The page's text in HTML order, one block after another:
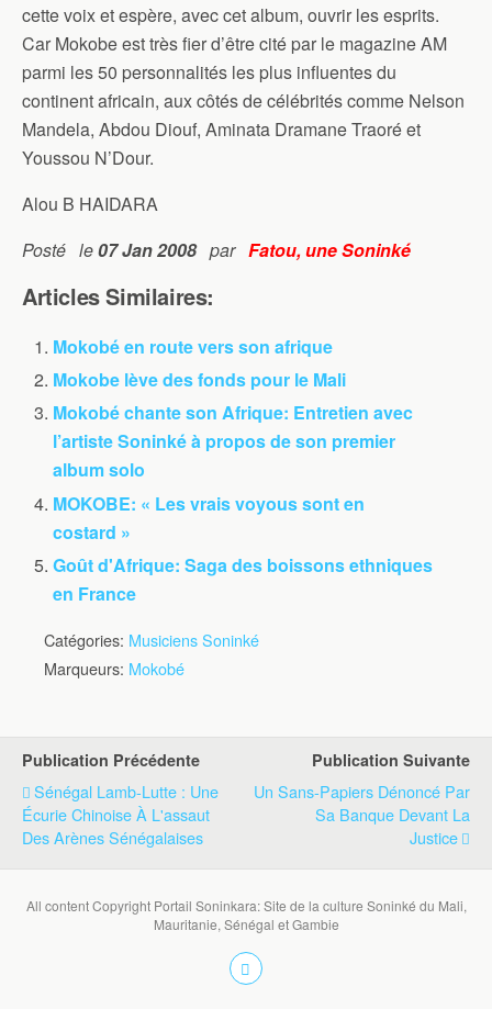
cette voix et espère, avec cet album, ouvrir les esprits.
Car Mokobe est très fier d’être cité par le magazine AM
parmi les 50 personnalités les plus influentes du
continent africain, aux côtés de célébrités comme Nelson
Mandela, Abdou Diouf, Aminata Dramane Traoré et
Youssou N’Dour.
Alou B HAIDARA
Posté le07 Jan 2008par Fatou, une Soninké
Articles Similaires:
Mokobé en route vers son afrique
Mokobe lève des fonds pour le Mali
Mokobé chante son Afrique: Entretien avec
l’artiste Soninké à propos de son premier
album solo
MOKOBE: « Les vrais voyous sont en
costard »
Goût d'Afrique: Saga des boissons ethniques
en France
Catégories: Musiciens Soninké
Marqueurs: Mokobé
Publication Précédente
Sénégal Lamb-Lutte : Une
Écurie Chinoise À L'assaut
Des Arènes Sénégalaises
Publication Suivante
Un Sans-Papiers Dénoncé Par
Sa Banque Devant La
Justice
All content Copyright Portail Soninkara: Site de la culture Soninké du Mali,
Mauritanie, Sénégal et Gambie